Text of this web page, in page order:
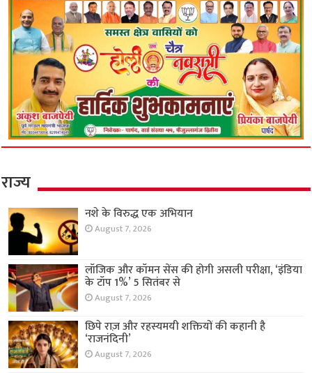
राज्य
नशे के विरुद्ध एक अभियान
August 7, 2026
लॉजिक और कॉमन सेंस की होगी असली परीक्षा, ‘इंडिया
के टॉप 1%’ 5 सितंबर से
August 7, 2026
छिपे राज़ और रहस्यमयी शक्तियों की कहानी है
‘राजनंदिनी’
August 7, 2026